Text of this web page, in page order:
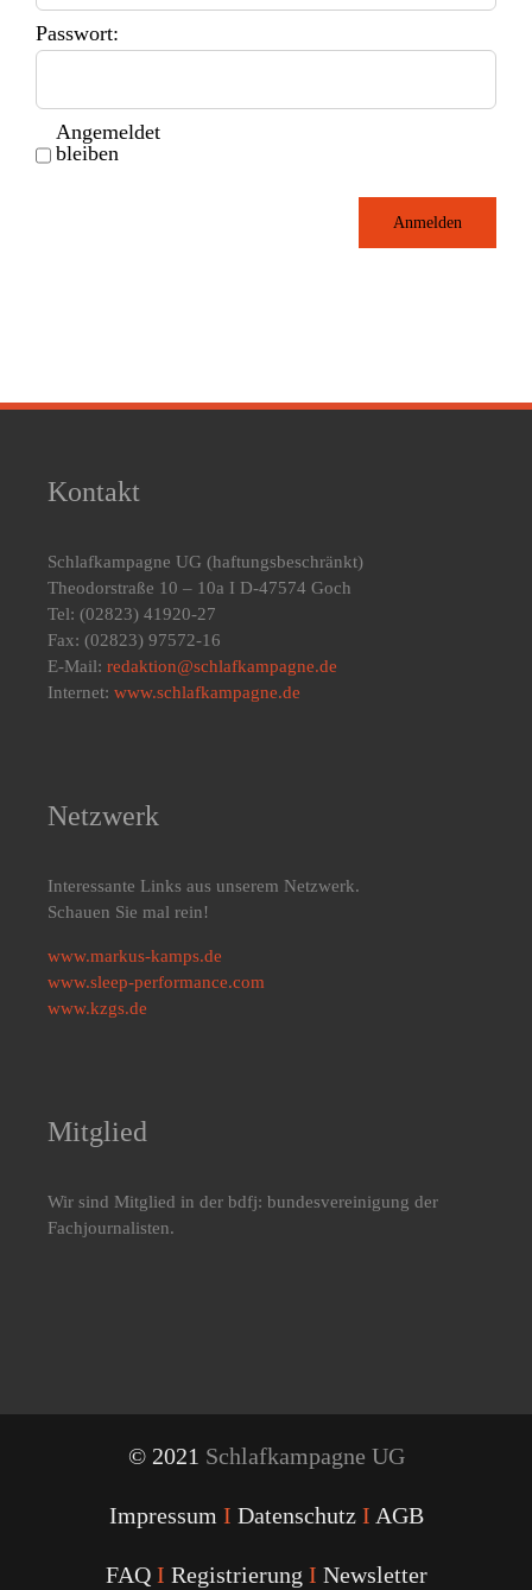
Passwort:
Angemeldet
bleiben
Anmelden
Kontakt
Schlafkampagne UG (haftungsbeschränkt)
Theodorstraße 10 – 10a I D-47574 Goch
Tel: (02823) 41920-27
Fax: (02823) 97572-16
E-Mail: redaktion@schlafkampagne.de
Internet: www.schlafkampagne.de
Netzwerk
Interessante Links aus unserem Netzwerk.
Schauen Sie mal rein!
www.markus-kamps.de
www.sleep-performance.com
www.kzgs.de
Mitglied
Wir sind Mitglied in der bdfj: bundesvereinigung der
Fachjournalisten.
© 2021 Schlafkampagne UG
Impressum I Datenschutz I AGB
FAQ I Registrierung I Newsletter